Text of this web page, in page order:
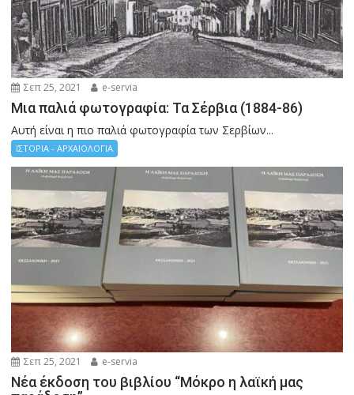
Σεπ 25, 2021 e-servia
Μια παλιά φωτογραφία: Τα Σέρβια (1884-86)
Αυτή είναι η πιο παλιά φωτογραφία των Σερβίων...
ΙΣΤΟΡΙΑ - ΑΡΧΑΙΟΛΟΓΙΑ
Σεπ 25, 2021 e-servia
Νέα έκδοση του βιβλίου “Μόκρο η λαϊκή μας